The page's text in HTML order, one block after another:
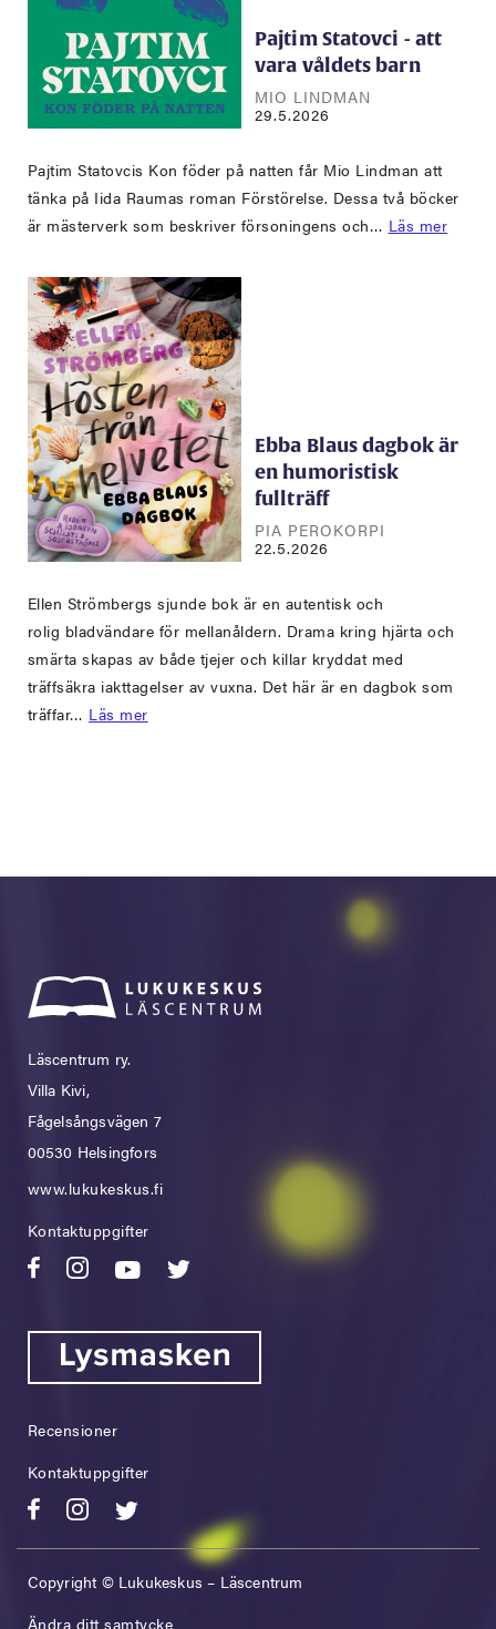
Pajtim Statovci - att
vara våldets barn
MIO LINDMAN
29.5.2026
Pajtim Statovcis Kon föder på natten får Mio Lindman att
tänka på Iida Raumas roman Förstörelse. Dessa två böcker
är mästerverk som beskriver försoningens och… Läs mer
Ebba Blaus dagbok är
en humoristisk
fullträff
PIA PEROKORPI
22.5.2026
Ellen Strömbergs sjunde bok är en autentisk och
rolig bladvändare för mellanåldern. Drama kring hjärta och
smärta skapas av både tjejer och killar kryddat med
träffsäkra iakttagelser av vuxna. Det här är en dagbok som
träffar… Läs mer
Läscentrum ry.
Villa Kivi,
Fågelsångsvägen 7
00530 Helsingfors
www.lukukeskus.fi
Kontaktuppgifter
Recensioner
Kontaktuppgifter
Copyright © Lukukeskus – Läscentrum
Ändra ditt samtycke